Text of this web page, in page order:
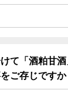
て「酒粕甘
ご存じですか